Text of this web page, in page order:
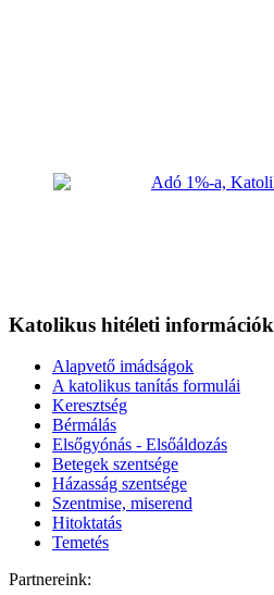
Katolikus hitéleti információk
Alapvető imádságok
A katolikus tanítás formulái
Keresztség
Bérmálás
Elsőgyónás - Elsőáldozás
Betegek szentsége
Házasság szentsége
Szentmise, miserend
Hitoktatás
Temetés
Partnereink: